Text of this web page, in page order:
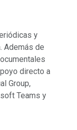
y
Además de
directo a
Group,
Teams y